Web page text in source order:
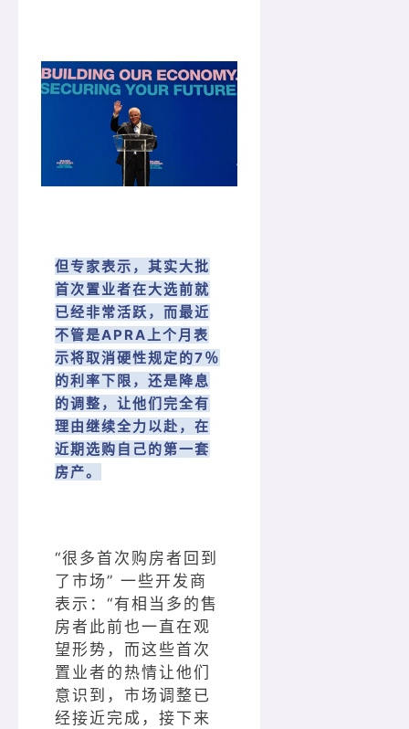
但专家表示，其实大批
首次置业者在大选前就
已经非常活跃，而最近
不管是APRA上个月表
示将取消硬性规定的7％
的利率下限，还是降息
的调整，让他们完全有
理由继续全力以赴，在
近期选购自己的第一套
房产。
“很多首次购房者回到
了市场” 一些开发商
表示：“有相当多的售
房者此前也一直在观
望形势，而这些首次
置业者的热情让他们
意识到，市场调整已
经接近完成，接下来